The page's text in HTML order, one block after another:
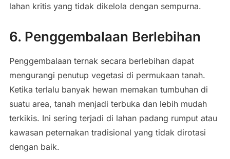
lahan kritis yang tidak dikelola dengan sempurna.
6. Penggembalaan Berlebihan
Penggembalaan ternak secara berlebihan dapat
mengurangi penutup vegetasi di permukaan tanah.
Ketika terlalu banyak hewan memakan tumbuhan di
suatu area, tanah menjadi terbuka dan lebih mudah
terkikis. Ini sering terjadi di lahan padang rumput atau
kawasan peternakan tradisional yang tidak dirotasi
dengan baik.